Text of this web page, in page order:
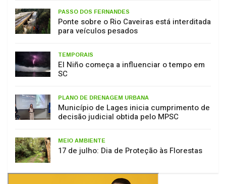
PASSO DOS FERNANDES
Ponte sobre o Rio Caveiras está interditada
para veículos pesados
TEMPORAIS
El Niño começa a influenciar o tempo em
SC
PLANO DE DRENAGEM URBANA
Município de Lages inicia cumprimento de
decisão judicial obtida pelo MPSC
MEIO AMBIENTE
17 de julho: Dia de Proteção às Florestas